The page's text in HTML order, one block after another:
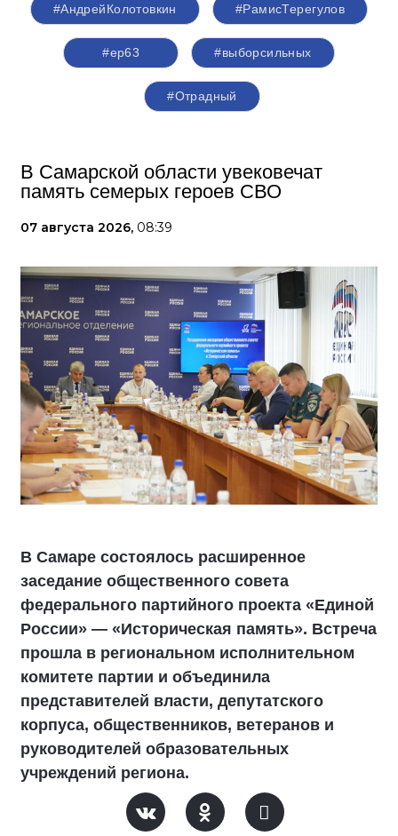
#АндрейКолотовкин #РамисТерегулов
#ер63 #выборсильных
#Отрадный
В Самарской области увековечат
память семерых героев СВО
07 августа 2026, 08:39
В Самаре состоялось расширенное
заседание общественного совета
федерального партийного проекта «Единой
России» — «Историческая память». Встреча
прошла в региональном исполнительном
комитете партии и объединила
представителей власти, депутатского
корпуса, общественников, ветеранов и
руководителей образовательных
учреждений региона.